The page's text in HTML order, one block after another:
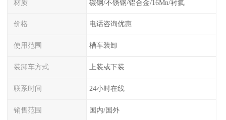
材质 碳钢/不锈钢/铝合金/16Mn/衬氟
价格 电话咨询优惠
使用范围 槽车装卸
装卸车方式 上装或下装
联系时间 24小时在线
销售范围 国内/国外